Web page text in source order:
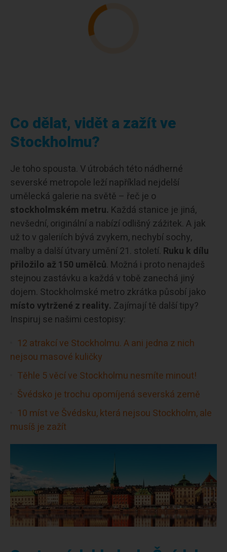
Co dělat, vidět a zažít ve
Stockholmu?
Je toho spousta. V útrobách této nádherné
severské metropole leží například nejdelší
umělecká galerie na světě – řeč je o
stockholmském metru. Každá stanice je jiná,
nevšední, originální a nabízí odlišný zážitek. A jak
už to v galeriích bývá zvykem, nechybí sochy,
malby a další útvary umění 21. století. Ruku k dílu
přiložilo až 150 umělců. Možná i proto nenajdeš
stejnou zastávku a každá v tobě zanechá jiný
dojem. Stockholmské metro zkrátka působí jako
místo vytržené z reality. Zajímají tě další tipy?
Inspiruj se našimi cestopisy:
12 atrakcí ve Stockholmu. A ani jedna z nich
nejsou masové kuličky
Těhle 5 věcí ve Stockholmu nesmíte minout!
Švédsko je trochu opomíjená severská země
10 míst ve Švédsku, která nejsou Stockholm, ale
musíš je zažít